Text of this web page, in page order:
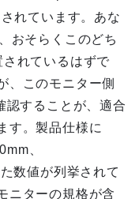
れています。あな
おそらくこのどち
れているはずで
、このモニター側
認することが、適合
す。製品仕様に
、
数値が列挙されて
ニターの規格が含